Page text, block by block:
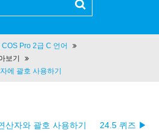
COS Pro 2급 C 언어
보기
에 괄호 사용하기
산자와 괄호 사용하기 24.5 퀴즈 ▶︎